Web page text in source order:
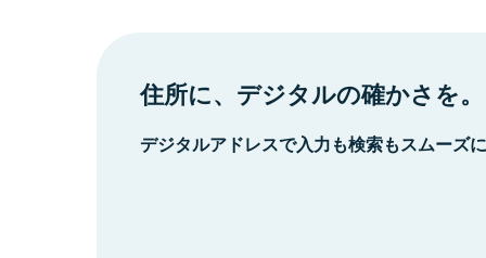
住所に、デジタルの確かさを。
デジタルアドレスで入力も検索もスムーズ